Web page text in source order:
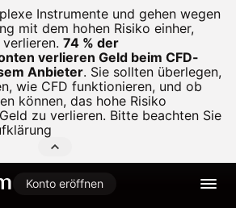
Instrumente und gehen wegen
mit dem hohen Risiko einher,
74 % der
verlieren Geld beim CFD-
Anbieter. Sie sollten überlegen,
wie CFD funktionieren, und ob
können, das hohe Risiko
zu verlieren. Bitte beachten Sie
Konto eröffnen